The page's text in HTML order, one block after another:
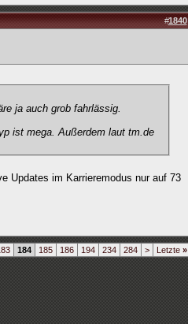
#1840
ja auch grob fahrlässig.
ist mega. Außerdem laut tm.de
Updates im Karrieremodus nur auf 73
184 185 186 194 234 284 > Letzte »